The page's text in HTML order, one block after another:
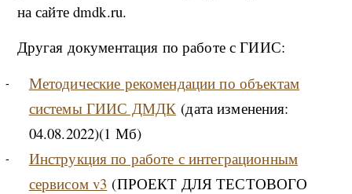
на сайте dmdk.ru.
Другая документация по работе с ГИИС:
Методические рекомендации по объектам
системы ГИИС ДМДК (дата изменения:
04.08.2022)(1 Мб)
Инструкция по работе с интеграционным
сервисом v3 (ПРОЕКТ ДЛЯ ТЕСТОВОГО